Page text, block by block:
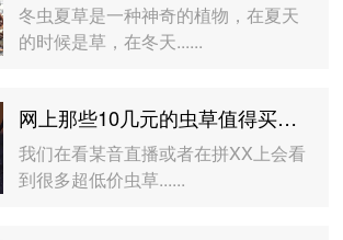
冬虫夏草是一种神奇的植物，在夏天
的时候是草，在冬天......
网上那些10几元的虫草值得买吗？如何鉴别虫草真假？正宗冬虫夏草多少钱一根？
我们在看某音直播或者在拼XX上会看
到很多超低价虫草......